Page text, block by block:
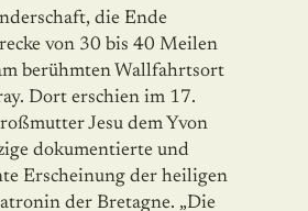
die Ende
von 30 bis 40 Meilen
berühmten Wallfahrtsort
Dort erschien im 17.
Jesu dem Yvon
dokumentierte und
Erscheinung der heiligen
der Bretag­ne. „Die